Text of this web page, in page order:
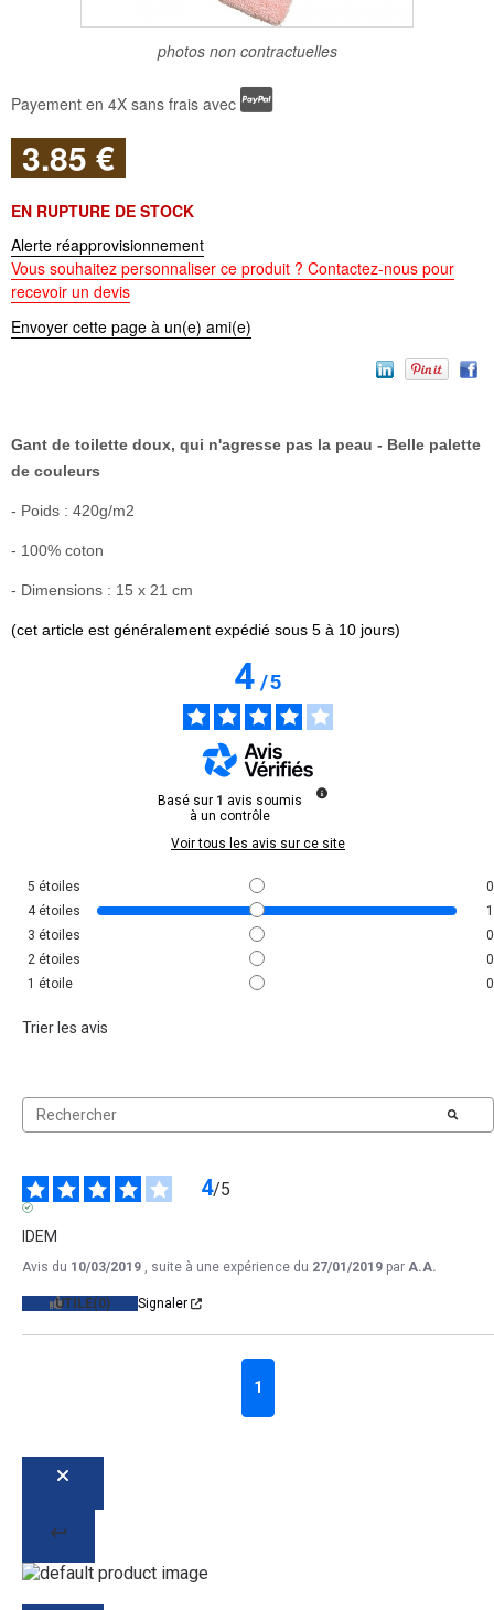
photos non contractuelles
Payement en 4X sans frais avec
3.85 €
EN RUPTURE DE STOCK
Alerte réapprovisionnement
Vous souhaitez personnaliser ce produit ? Contactez-nous pour
recevoir un devis
Envoyer cette page à un(e) ami(e)
Gant de toilette doux, qui n'agresse pas la peau - Belle palette
de couleurs
- Poids : 420g/m2
- 100% coton
- Dimensions : 15 x 21 cm
(cet article est généralement expédié sous 5 à 10 jours)
4/5
Basé sur 1 avis soumis
à un contrôle
Voir tous les avis sur ce site
5 étoiles
0
4 étoiles
1
3 étoiles
0
2 étoiles
0
1 étoile 0
Trier les avis
4/5
IDEM
Avis du 10/03/2019 , suite à une expérience du 27/01/2019 par A.A.
UTILE(0) Signaler
1